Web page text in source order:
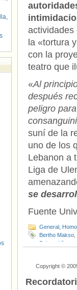
actividades
la «tortura
con la
teatro que
«Al
después
peligro
suní de la
uno de los
Lebanon a
Liga de
se
Fuente
General
Bertho Makso
Bekaa
Líbano
Copyright ©